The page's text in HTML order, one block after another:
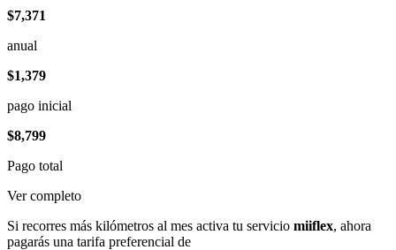
$7,371
anual
$1,379
pago inicial
$8,799
Pago total
Ver completo
Si recorres más kilómetros al mes activa tu servicio miiflex, ahora
pagarás una tarifa preferencial de